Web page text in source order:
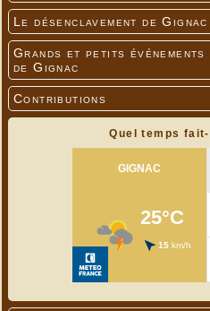
Le désenclavement de Gignac
Grands et petits
de Gignac
Contributions
Quel temps